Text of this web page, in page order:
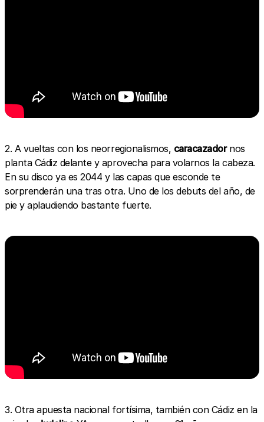
2. A vueltas con los neorregionalismos, caracazadornos
planta Cádiz delante y aprovecha para volarnos la cabeza.
En su disco ya es 2044 y las capas que esconde te
sorprenderán una tras otra. Uno de los debuts del año, de
pie y aplaudiendo bastante fuerte.
3. Otra apuesta nacional fortísima, también con Cádiz en la